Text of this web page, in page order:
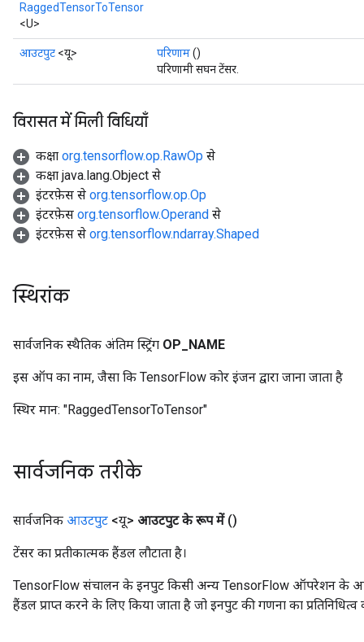
RaggedTensorToTensor
<U>
आउटपुट <यू> परिणाम()
परिणामी सघन टेंसर.
विरासत में मिली विधियाँ
कक्षा org.tensorflow.op.RawOp से
कक्षा java.lang.Object से
इंटरफ़ेस से org.tensorflow.op.Op
इंटरफ़ेस org.tensorflow.Operand से
इंटरफ़ेस से org.tensorflow.ndarray.Shaped
स्थिरांक
सार्वजनिक स्थैतिक अंतिम स्ट्रिंग OP NAME
इस ऑप का नाम, जैसा कि TensorFlow कोर इंजन द्वारा जाना जाता है
स्थिर मान: "RaggedTensorToTensor"
सार्वजनिक तरीके
सार्वजनिक आउटपुट <यू> आउटपुट के रूप में ()
टेंसर का प्रतीकात्मक हैंडल लौटाता है।
TensorFlow संचालन के इनपुट किसी अन्य TensorFlow ऑपरेशन के
हैंडल प्राप्त करने के लिए किया जाता है जो इनपुट की गणना का प्रतिनिधित्व